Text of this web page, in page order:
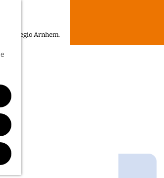
de regio Arnhem.